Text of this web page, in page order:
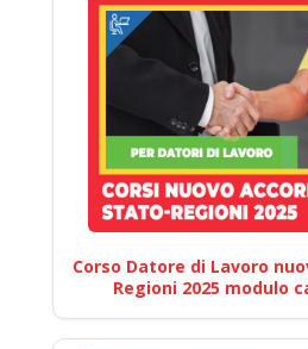
Corso Datore di Lavoro
Regioni 2025 modulo